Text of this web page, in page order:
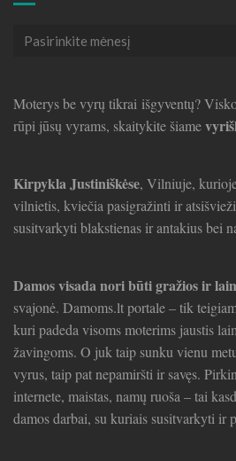
Seni
Moterys be vyrų tikrai išgyventų?
rūpi jūsų vyrams, skaitykite šiame
Kirpykla Justiniškėse, Vilniuje,
vilnietis, kviečia pasigražinti ir
susitvarkyti blakstienas ir antakius bei
Damos visada nori būti gražios ir
svajonė. Damoms.lt portale – tik
kuri padeda visoms moterims jaustis
žavingoms. O juk taip sunku vienu
vyrus, taip pat nepamiršti ir savęs.
internete, maistas, namų ruoša – tai
damos darbai, su kuriais susitvarkyti ir